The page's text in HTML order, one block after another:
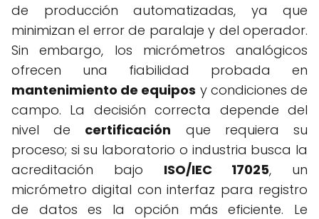
de producción automatizadas, ya que
minimizan el error de paralaje y del operador.
Sin embargo, los micrómetros analógicos
ofrecen una fiabilidad probada en
mantenimiento de equipos y condiciones de
campo. La decisión correcta depende del
nivel de certificación que requiera su
proceso; si su laboratorio o industria busca la
acreditación bajo ISO/IEC 17025, un
micrómetro digital con interfaz para registro
de datos es la opción más eficiente. Le